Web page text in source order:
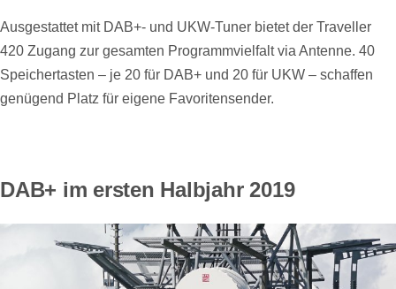
Ausgestattet mit DAB+- und UKW-Tuner bietet der Traveller
420 Zugang zur gesamten Programmvielfalt via Antenne. 40
Speichertasten – je 20 für DAB+ und 20 für UKW – schaffen
genügend Platz für eigene Favoritensender.
DAB+ im ersten Halbjahr 2019